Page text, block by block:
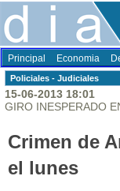
Principal Economia
Policiales - Judiciales
15-06-2013 18:01
GIRO INESPERADO
Crimen de
el lunes